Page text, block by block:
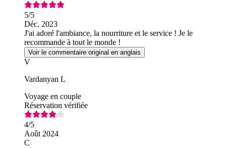
5/5
Déc. 2023
J'ai adoré l'ambiance, la nourriture et le service ! Je le
recommande à tout le monde !
Voir le commentaire original en anglais
V
Vardanyan L
Voyage en couple
Réservation vérifiée
4/5
Août 2024
C